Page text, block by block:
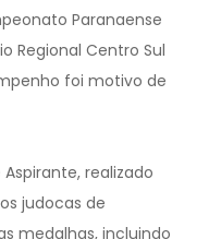
Paranaense
Regional Centro Sul
foi motivo de
realizado
judocas de
medalhas, incluindo